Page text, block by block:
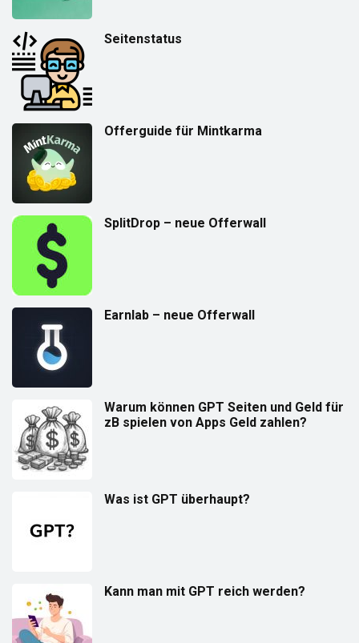
Seitenstatus
Offerguide für Mintkarma
SplitDrop – neue Offerwall
Earnlab – neue Offerwall
Warum können GPT Seiten und Geld für
zB spielen von Apps Geld zahlen?
Was ist GPT überhaupt?
Kann man mit GPT reich werden?